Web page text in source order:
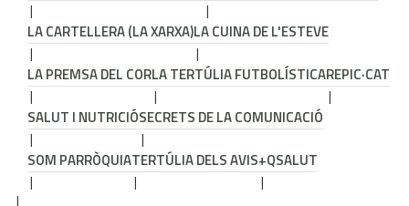
LA CARTELLERA (LA XARXA)LA CUINA DE L'ESTEVE
LA PREMSA DEL CORLA TERTÚLIA FUTBOLÍSTICAREPIC·CAT
SALUT I NUTRICIÓSECRETS DE LA COMUNICACIÓ
SOM PARRÒQUIATERTÚLIA DELS AVIS+QSALUT